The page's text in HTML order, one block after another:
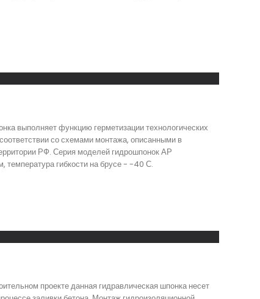
выполняет функцию герметизации технологических
со схемами монтажа, описанными в
РФ. Серия моделей гидрошпонок АР
температура гибкости на брусе - -40 С.
проекте данная гидравлическая шпонка несет